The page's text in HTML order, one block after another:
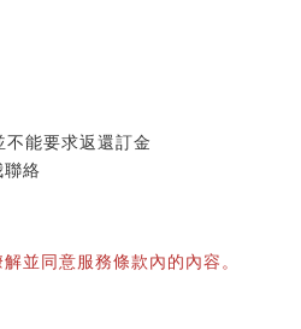
不能要求返還訂金
絡
並同意服務條款內的內容。